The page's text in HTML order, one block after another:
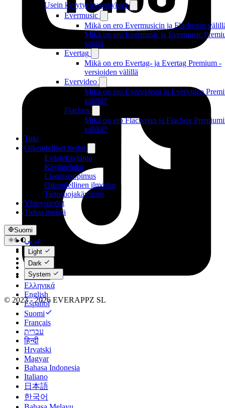
Usein kysytyt kysymykset
Evermusic
Mikä on ero Evermusicin ja Flacboxin
Mikä on ero Evermusic ja Evermusic
välillä
Evertag
Mikä on ero Evertag- ja Evertag Premium -
versioiden välillä
Evervideo
Mikä on ero Evervideon ja Evervideo
välillä?
Flacbox
Mikä on ero Flacboxin ja Flacbox
välillä?
Tuki
Oikeudelliset tiedot
Evästekäytäntö
Käyttöehdot
Lisenssisopimus
Oikeudellinen ilmoitus
Tietosuojakäytäntö
Yhteystiedot
Tietoa meistä
Suomi
عربي
Català
Čeština
Dansk
Deutsch
Ελληνικά
English
Español
Suomi
Français
עברית
हिन्दी
Hrvatski
Magyar
Bahasa Indonesia
Italiano
日本語
한국어
Light
Dark
System
© 2023 - 2026 EVERAPPZ SL